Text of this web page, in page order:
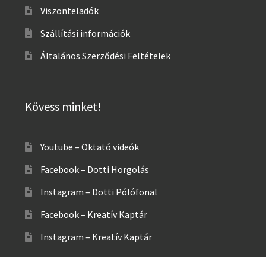
Viszonteladók
Szállítási információk
Általános Szerződési Feltételek
Kövess minket!
Youtube – Oktató videók
Facebook – Dotti Horgolás
Instagram – Dotti Pólófonal
Facebook – Kreatív Kaptár
Instagram – Kreatív Kaptár